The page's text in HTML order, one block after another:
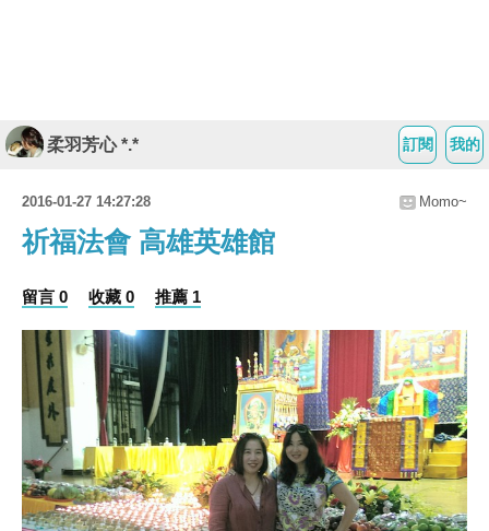
我的
訂閱
柔羽芳心 *.*
2016-01-27 14:27:28 Momo~
祈福法會 高雄英雄館
留言 0 收藏 0 推薦 1